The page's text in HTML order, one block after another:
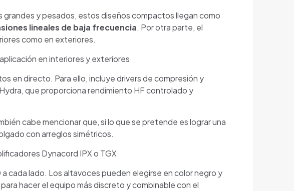
grandes y pesados, estos diseños compactos llegan como
lineales de baja frecuencia. Por otra parte, el
como en exteriores.
en interiores y exteriores
en directo. Para ello, incluye drivers de compresión y
que proporciona rendimiento HF controlado y
cabe mencionar que, si lo que se pretende es lograr una
con arreglos simétricos.
Dynacord IPX o TGX
cada lado. Los altavoces pueden elegirse en color negro y
hacer el equipo más discreto y combinable con el